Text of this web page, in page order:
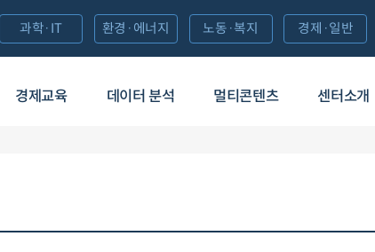
경제교육 데이터 분석 멀티콘텐츠 센터소개
과학·IT 환경·에너지 노동·복지 경제·일반